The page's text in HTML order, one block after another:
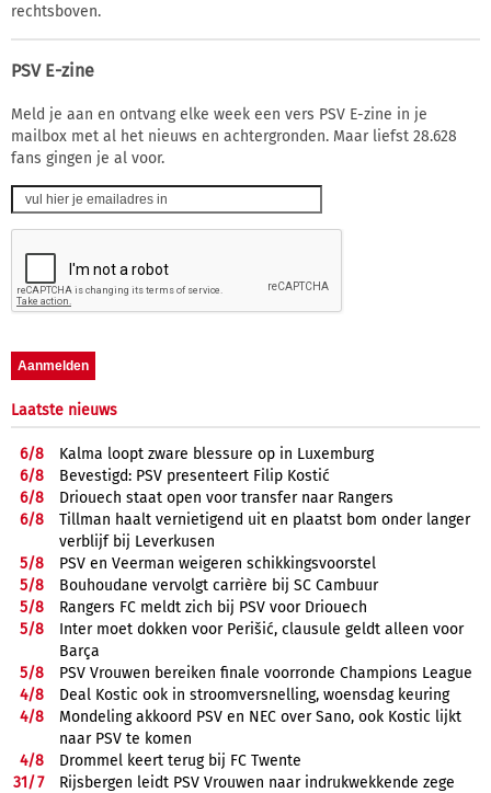
rechtsboven.
PSV E-zine
Meld je aan en ontvang elke week een vers PSV E-zine in je
mailbox met al het nieuws en achtergronden. Maar liefst 28.628
fans gingen je al voor.
Laatste nieuws
6/8
Kalma loopt zware blessure op in Luxemburg
6/8
Bevestigd: PSV presenteert Filip Kostić
6/8
Driouech staat open voor transfer naar Rangers
6/8
Tillman haalt vernietigend uit en plaatst bom onder langer
verblijf bij Leverkusen
5/8
PSV en Veerman weigeren schikkingsvoorstel
5/8
Bouhoudane vervolgt carrière bij SC Cambuur
5/8
Rangers FC meldt zich bij PSV voor Driouech
5/8
Inter moet dokken voor Perišić, clausule geldt alleen voor
Barça
5/8
PSV Vrouwen bereiken finale voorronde Champions League
4/8
Deal Kostic ook in stroomversnelling, woensdag keuring
4/8
Mondeling akkoord PSV en NEC over Sano, ook Kostic lijkt
naar PSV te komen
4/8
Drommel keert terug bij FC Twente
31/7
Rijsbergen leidt PSV Vrouwen naar indrukwekkende zege